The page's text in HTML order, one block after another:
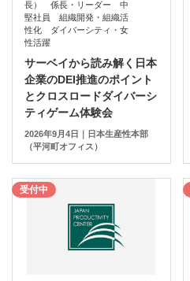
長） 係長・リーダー 中
堅社員 組織開発・組織活
性化 ダイバーシティ・女
性活躍
サーベイから読み解く日本
企業のDEI推進のポイント
とクロスロードダイバーシ
ティゲーム体験会
2026年9月4日｜日本生産性本部
（平河町オフィス）
受付中